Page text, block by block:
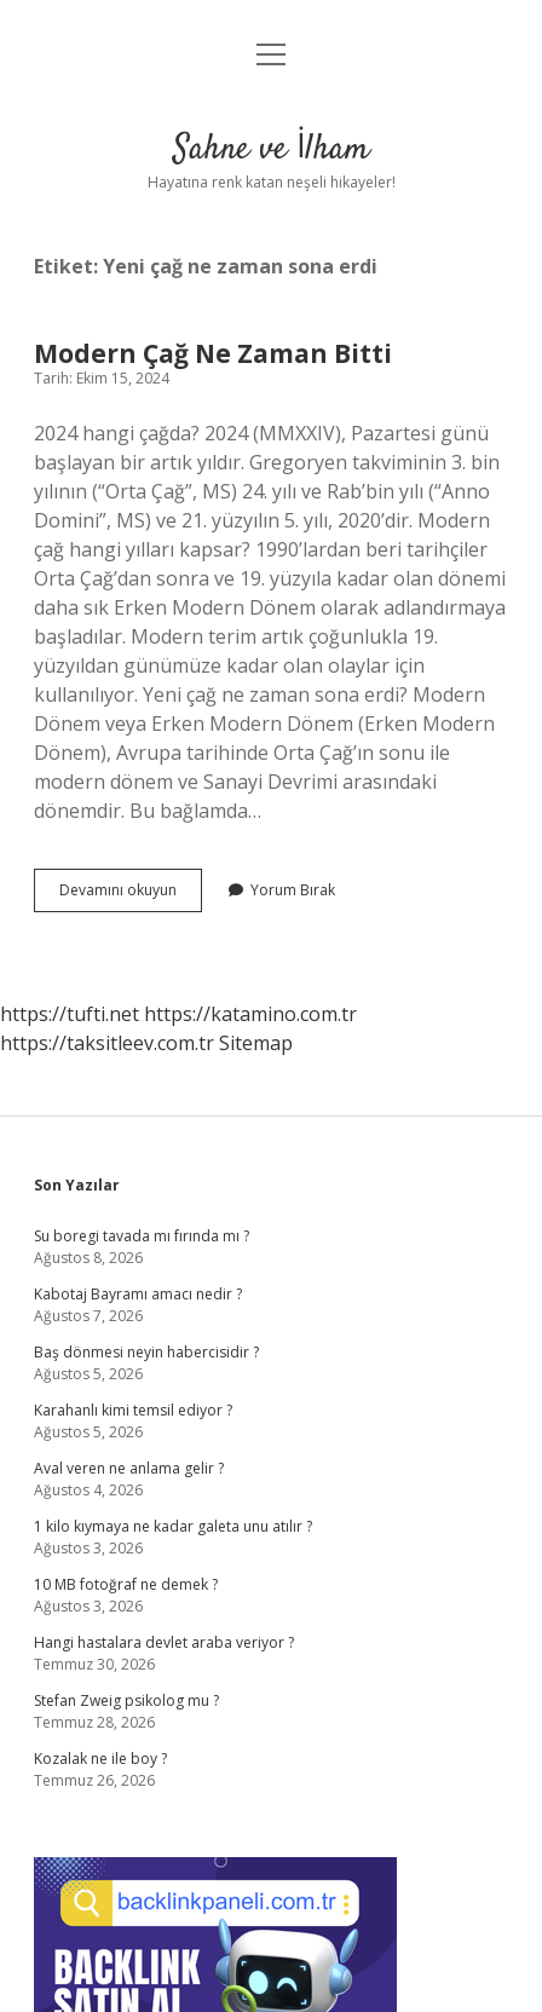
Anasayfa
Yasal Uyarı
menüyü
Sahne ve İlham
Hayatına renk katan neşeli hikayeler!
Etiket:Yeni çağ ne zaman sona erdi
Modern Çağ Ne Zaman Bitti
Tarih: Ekim 15, 2024
2024 hangi çağda? 2024 (MMXXIV), Pazartesi günü
başlayan bir artık yıldır. Gregoryen takviminin 3. bin
yılının (“Orta Çağ”, MS) 24. yılı ve Rab’bin yılı (“Anno
Domini”, MS) ve 21. yüzyılın 5. yılı, 2020’dir. Modern
çağ hangi yılları kapsar? 1990’lardan beri tarihçiler
Orta Çağ’dan sonra ve 19. yüzyıla kadar olan dönemi
daha sık Erken Modern Dönem olarak adlandırmaya
başladılar. Modern terim artık çoğunlukla 19.
yüzyıldan günümüze kadar olan olaylar için
kullanılıyor. Yeni çağ ne zaman sona erdi? Modern
Dönem veya Erken Modern Dönem (Erken Modern
Dönem), Avrupa tarihinde Orta Çağ’ın sonu ile
modern dönem ve Sanayi Devrimi arasındaki
dönemdir. Bu bağlamda…
Devamını okuyun Modern
Çağ
Yorum Bırak
https://tufti.net https://katamino.com.tr
https://taksitleev.com.trSitemap
Sidebar
Son Yazılar
Su boregi tavada mı fırında mı ?
Ağustos 8, 2026
Kabotaj Bayramı amacı nedir ?
Ağustos 7, 2026
Baş dönmesi neyin habercisidir ?
Ağustos 5, 2026
Karahanlı kimi temsil ediyor ?
Ağustos 5, 2026
Aval veren ne anlama gelir ?
Ağustos 4, 2026
1 kilo kıymaya ne kadar galeta unu atılır ?
Ağustos 3, 2026
10 MB fotoğraf ne demek ?
Ağustos 3, 2026
Hangi hastalara devlet araba veriyor ?
Temmuz 30, 2026
Stefan Zweig psikolog mu ?
Temmuz 28, 2026
Kozalak ne ile boy ?
Temmuz 26, 2026